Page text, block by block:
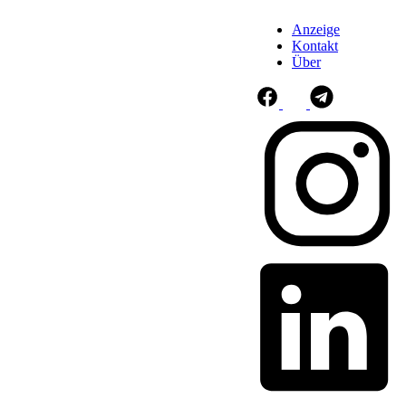
Anzeige
Kontakt
Über